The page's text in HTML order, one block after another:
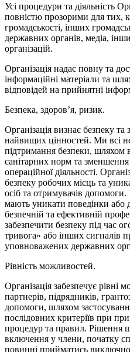
Усі процедури та діяльність
повністю прозорими для тих,
громадськості, інших
державних органів, медіа,
організацій.
Організація надає повну та
інформаційні матеріали та
відповідей на прийнятні
Безпека, здоров’я, ризик.
Організація визнає безпеку
найвищих цінностей. Ми всі
підтримання безпеки, шляхом
санітарних норм та зменшення
операційної діяльності.
безпеку робочих місць та
осіб та отримувачів
мають уникати поведінки або
безпечній та ефективній
забезпечити безпеку під час
тривога» або інших сигналів
уповноважених державних
Рівність можливостей.
Організація забезпечує рівні
партнерів, підрядників,
допомоги, шляхом
послідовних критеріїв при
процедур та правил. Рішення
включення у члени, початку
повинні прийматись виключно